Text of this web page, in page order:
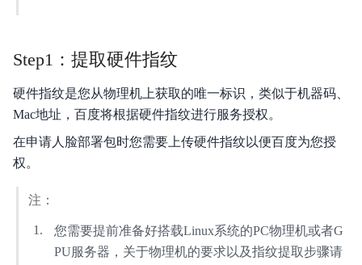
Step1：提取硬件指纹
硬件指纹是您从物理机上获取的唯一标识，类似于机器码、
Mac地址，百度将根据硬件指纹进行服务授权。
在申请人脸部署包时您需要上传硬件指纹以便百度为您授
权。
注：
您需要提前准备好搭载Linux系统的PC物理机或者G
PU服务器，关于物理机的要求以及指纹提取步骤请